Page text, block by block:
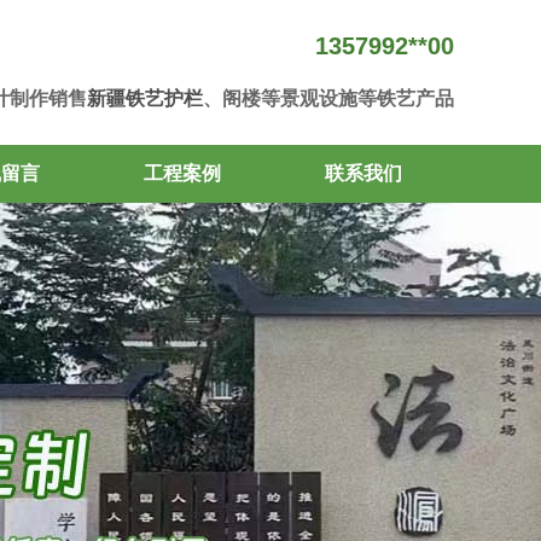
1357992**00
制作销售新疆铁艺护栏、阁楼等景观设施等铁艺产品
言 工程案例 联系我们